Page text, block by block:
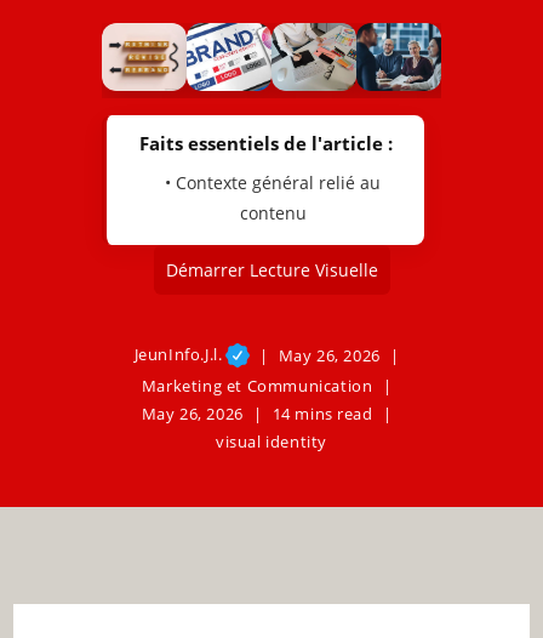
Faits essentiels de l'article :
• Contexte général relié au
contenu
Démarrer Lecture Visuelle
JeunInfo.J.l.
May 26, 2026
Marketing et Communication
May 26, 2026
14 mins read
visual identity